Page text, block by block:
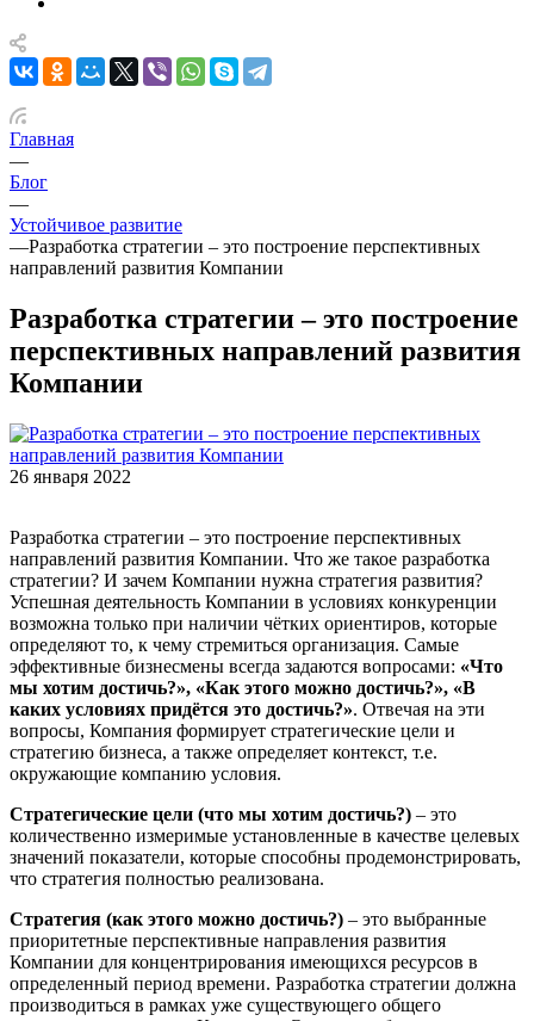
Главная
—
Блог
—
Устойчивое развитие
—Разработка стратегии – это построение перспективных
направлений развития Компании
Разработка стратегии – это построение
перспективных направлений развития
Компании
26 января 2022
Разработка стратегии – это построение перспективных
направлений развития Компании. Что же такое разработка
стратегии? И зачем Компании нужна стратегия развития?
Успешная деятельность Компании в условиях конкуренции
возможна только при наличии чётких ориентиров, которые
определяют то, к чему стремиться организация. Самые
эффективные бизнесмены всегда задаются вопросами: «Что
мы хотим достичь?», «Как этого можно достичь?», «В
каких условиях придётся это достичь?». Отвечая на эти
вопросы, Компания формирует стратегические цели и
стратегию бизнеса, а также определяет контекст, т.е.
окружающие компанию условия.
Стратегические цели (что мы хотим достичь?) – это
количественно измеримые установленные в качестве целевых
значений показатели, которые способны продемонстрировать,
что стратегия полностью реализована.
Стратегия (как этого можно достичь?) – это выбранные
приоритетные перспективные направления развития
Компании для концентрирования имеющихся ресурсов в
определенный период времени. Разработка стратегии должна
производиться в рамках уже существующего общего